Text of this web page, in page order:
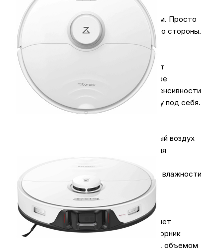
избавляет Вас от каждодневного
взаимодействия с роботом-пылесосом. Просто
запустите устройство и наблюдайте со стороны.
Автоматическое полоскание
Уникальная система очистки полоскает
микрофибру во время уборки и после ее
окончания. Регулировка частоты и интенсивности
полоскания позволит настроить уборку под себя.
Модуль сушки безопасно подает теплый воздух
на влажную микрофибру, ускоряя время
неприятных запахов даже при высокой влажности
воздуха.
Автоматическая выгрузка пыли и грязи
Автоматическое опустошение позволяет
пользователю не обслуживать пылесборник
вручную. Мусор выгружается в мешок, объемом